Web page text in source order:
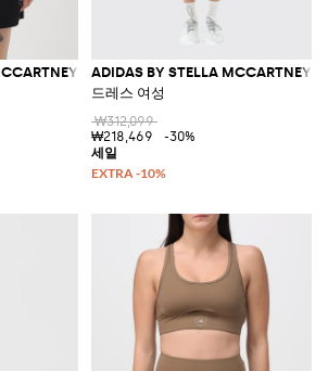
ADIDAS BY STELLA MCCARTNEY
드레스 여성
₩312,099
₩218,469
-30%